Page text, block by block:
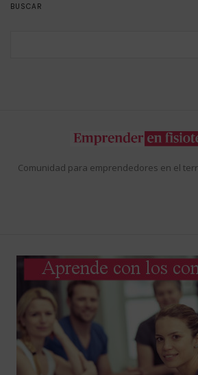
BUSCAR
Comunidad para emprendedores en el